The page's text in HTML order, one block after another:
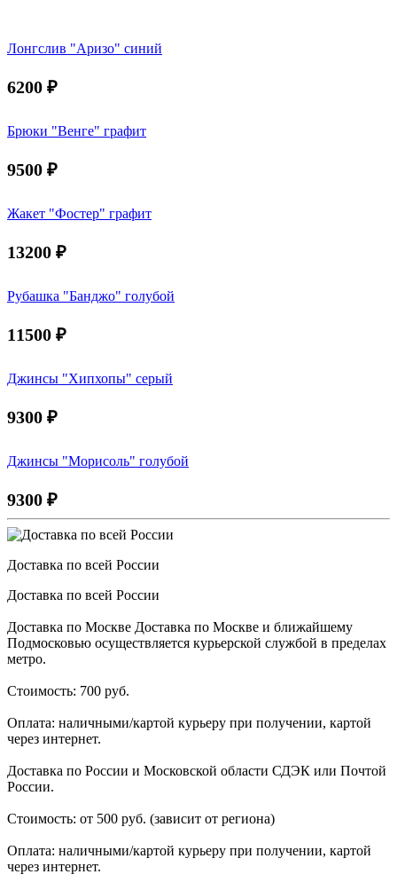
Лонгслив "Аризо" синий
6200 ₽
Брюки "Венге" графит
9500 ₽
Жакет "Фостер" графит
13200 ₽
Рубашка "Банджо" голубой
11500 ₽
Джинсы "Хипхопы" серый
9300 ₽
Джинсы "Морисоль" голубой
9300 ₽
Доставка по всей России
Доставка по всей России
Доставка по Москве Доставка по Москве и ближайшему
Подмосковью осуществляется курьерской службой в пределах
метро.
Стоимость: 700 руб.
Оплата: наличными/картой курьеру при получении, картой
через интернет.
Доставка по России и Московской области СДЭК или Почтой
России.
Стоимость: от 500 руб. (зависит от региона)
Оплата: наличными/картой курьеру при получении, картой
через интернет.